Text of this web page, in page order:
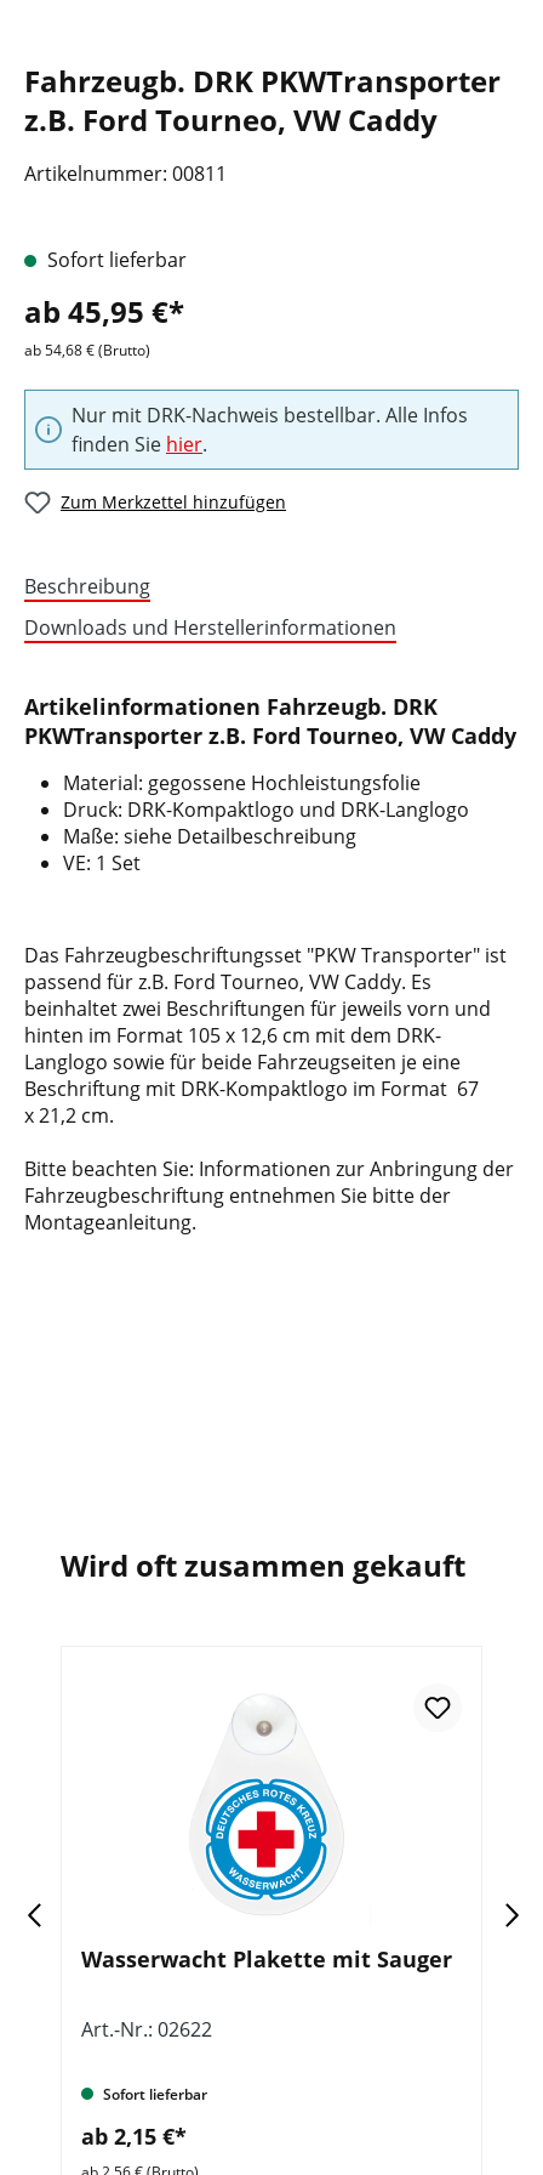
Fahrzeugb. DRK PKWTransporter
z.B. Ford Tourneo, VW Caddy
Artikelnummer: 00811
Sofort lieferbar
ab 45,95 €*
ab 54,68 € (Brutto)
Nur mit DRK-Nachweis bestellbar. Alle Infos
finden Sie hier.
Zum Merkzettel hinzufügen
Beschreibung
Downloads und Herstellerinformationen
Artikelinformationen Fahrzeugb. DRK
PKWTransporter z.B. Ford Tourneo, VW Caddy
Material: gegossene Hochleistungsfolie
Druck: DRK-Kompaktlogo und DRK-Langlogo
Maße: siehe Detailbeschreibung
VE: 1 Set
Das Fahrzeugbeschriftungsset "PKW Transporter" ist
passend für z.B. Ford Tourneo, VW Caddy. Es
beinhaltet zwei Beschriftungen für jeweils vorn und
hinten im Format 105 x 12,6 cm mit dem DRK-
Langlogo sowie für beide Fahrzeugseiten je eine
Beschriftung mit DRK-Kompaktlogo im Format 67
x 21,2 cm.
Bitte beachten Sie: Informationen zur Anbringung der
Fahrzeugbeschriftung entnehmen Sie bitte der
Montageanleitung.
Wird oft zusammen gekauft
Wasserwacht Plakette mit Sauger
Art.-Nr.: 02622
Sofort lieferbar
ab 2,15 €*